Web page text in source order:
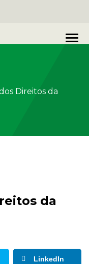
Direitos da
da
LinkedIn